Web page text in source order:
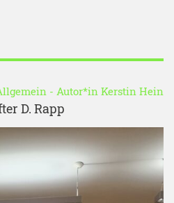
- Autor*in Kerstin Hein
D. Rapp